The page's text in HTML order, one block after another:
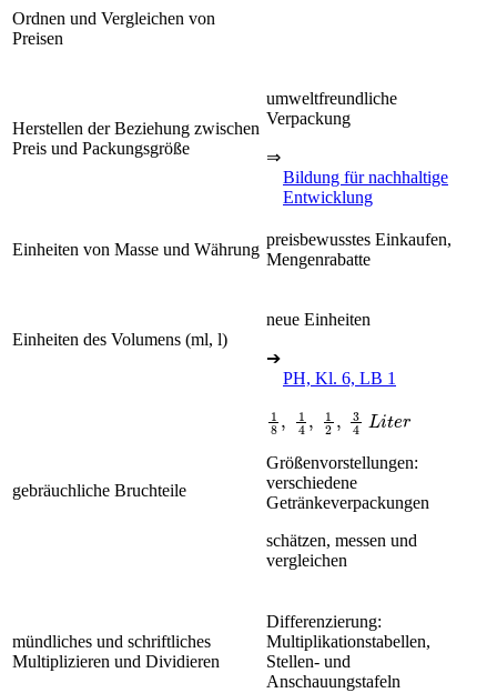
Ordnen und Vergleichen von
Preisen
Herstellen der Beziehung zwischen
Preis und Packungsgröße
umweltfreundliche
Verpackung
⇒
Bildung für nachhaltige
Entwicklung
Einheiten von Masse und Währung
preisbewusstes Einkaufen,
Mengenrabatte
Einheiten des Volumens (ml, l)
neue Einheiten
➔
PH, Kl. 6, LB 1
gebräuchliche Bruchteile
1 1 1 3 4 L i
Größenvorstellungen:
verschiedene
Getränkeverpackungen
schätzen, messen und
vergleichen
mündliches und schriftliches
Multiplizieren und Dividieren
Differenzierung:
Multiplikationstabellen,
Stellen- und
Anschauungstafeln